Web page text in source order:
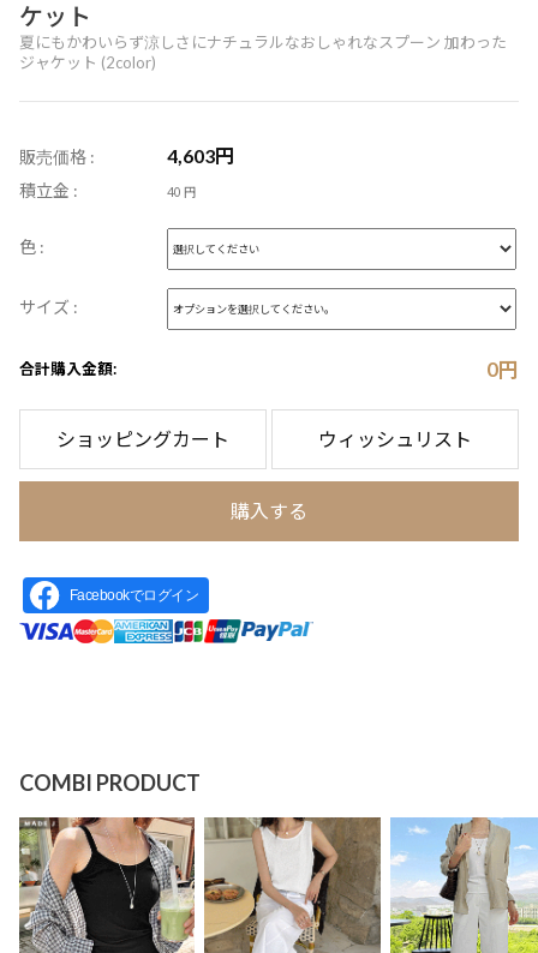
ケット
夏にもかわいらず涼しさにナチュラルなおしゃれなスプーン 加わった
ジャケット (2color)
販売価格 : 4,603円
積立金 : 40 円
色 :
サイズ :
合計購入金額: 0円
ショッピングカート ウィッシュリスト
購入する
Facebookでログイン
COMBI PRODUCT